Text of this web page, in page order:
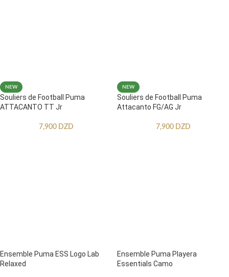
NEW
Souliers de Football Puma
ATTACANTO TT Jr
7,900 DZD
NEW
Souliers de Football Puma
Attacanto FG/AG Jr
7,900 DZD
Ensemble Puma ESS Logo Lab
Relaxed
Ensemble Puma Playera
Essentials Camo